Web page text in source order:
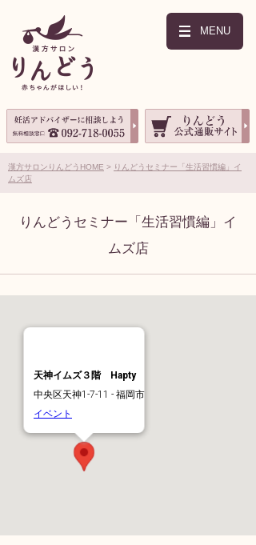
MENU
漢方サロンりんどうHOME
りんどうセミナー「生活習慣編」イ
ムズ店
りんどうセミナー「生活習慣編」イ
ムズ店
天神イムズ３階 Hapty
中央区天神1-7-11 - 福岡市
イベント